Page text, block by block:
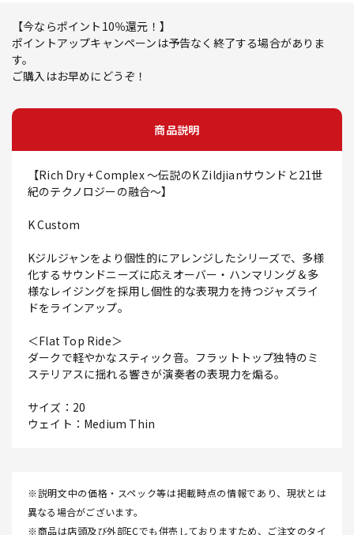
【今ならポイント10％還元！】
ポイントアップキャンペーンは予告なく終了する場合がありま
す。
ご購入はお早めにどうぞ！
商品説明
【Rich Dry + Complex ～伝説のK Zildjianサウンドと21世
紀のテクノロジーの融合～】
K Custom
Kジルジャンをより個性的にアレンジしたシリーズで、多様
化するサウンドニーズに応えオーバー・ハンマリング＆多
様なレイジングを採用し個性的な表現力を持つジャズライ
ドをラインアップ。
＜Flat Top Ride＞
ダークで軽やかなスティック音。フラットトップ独特のミ
ステリアスに揺れる響きが演奏者の表現力を煽る。
サイズ：20
ウェイト：Medium Thin
※説明文中の価格・スペック等は掲載時点の情報であり、現状とは
異なる場合がございます。
※商品は店頭及び外部ECでも併売しておりますため、ご注文のタイ